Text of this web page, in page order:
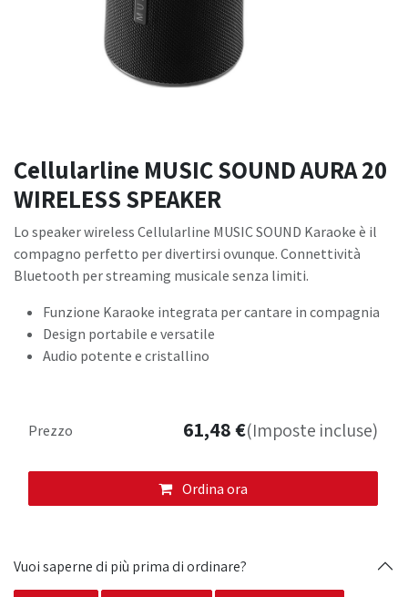
Cellularline MUSIC SOUND AURA 20
WIRELESS SPEAKER
Lo speaker wireless Cellularline MUSIC SOUND Karaoke è il
compagno perfetto per divertirsi ovunque. Connettività
Bluetooth per streaming musicale senza limiti.
Funzione Karaoke integrata per cantare in compagnia
Design portabile e versatile
Audio potente e cristallino
Ordina ora
Prezzo 61,48€(Imposte incluse)
Vuoi saperne di più prima di ordinare?